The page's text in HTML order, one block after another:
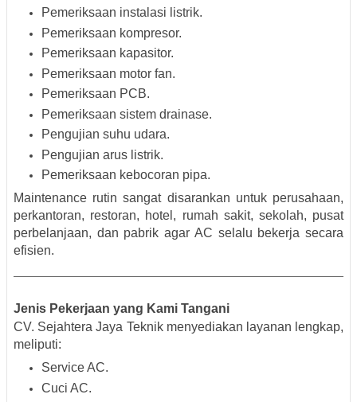
Pemeriksaan instalasi listrik.
Pemeriksaan kompresor.
Pemeriksaan kapasitor.
Pemeriksaan motor fan.
Pemeriksaan PCB.
Pemeriksaan sistem drainase.
Pengujian suhu udara.
Pengujian arus listrik.
Pemeriksaan kebocoran pipa.
Maintenance rutin sangat disarankan untuk perusahaan,
perkantoran, restoran, hotel, rumah sakit, sekolah, pusat
perbelanjaan, dan pabrik agar AC selalu bekerja secara
efisien.
Jenis Pekerjaan yang Kami Tangani
CV. Sejahtera Jaya Teknik menyediakan layanan lengkap,
meliputi:
Service AC.
Cuci AC.